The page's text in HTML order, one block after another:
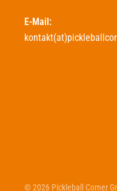
E-Mail:
© 2026 Pickleball Corner